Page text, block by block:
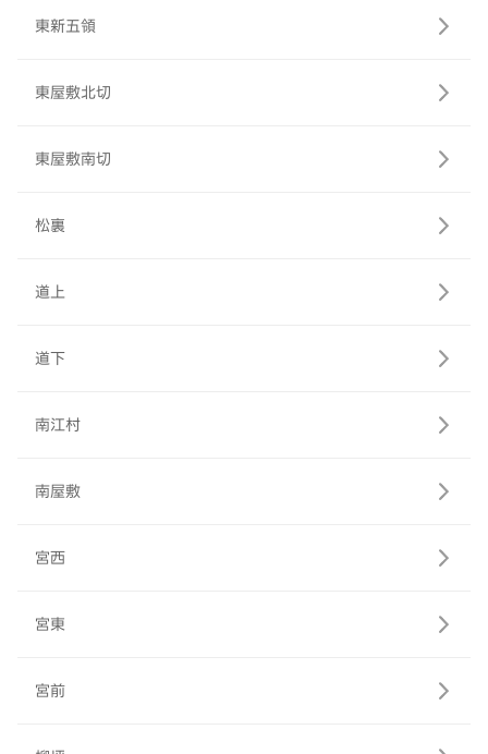
東新五領
東屋敷北切
東屋敷南切
松裏
道上
道下
南江村
南屋敷
宮西
宮東
宮前